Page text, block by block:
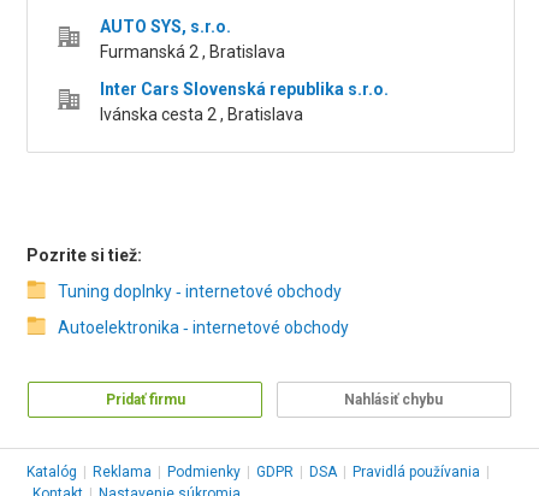
AUTO SYS, s.r.o.
Furmanská 2 , Bratislava
Inter Cars Slovenská republika s.r.o.
Ivánska cesta 2 , Bratislava
Pozrite si tiež:
Tuning doplnky ‑ internetové obchody
Autoelektronika ‑ internetové obchody
Pridať firmu Nahlásiť chybu
Katalóg Reklama Podmienky GDPR DSA Pravidlá používania